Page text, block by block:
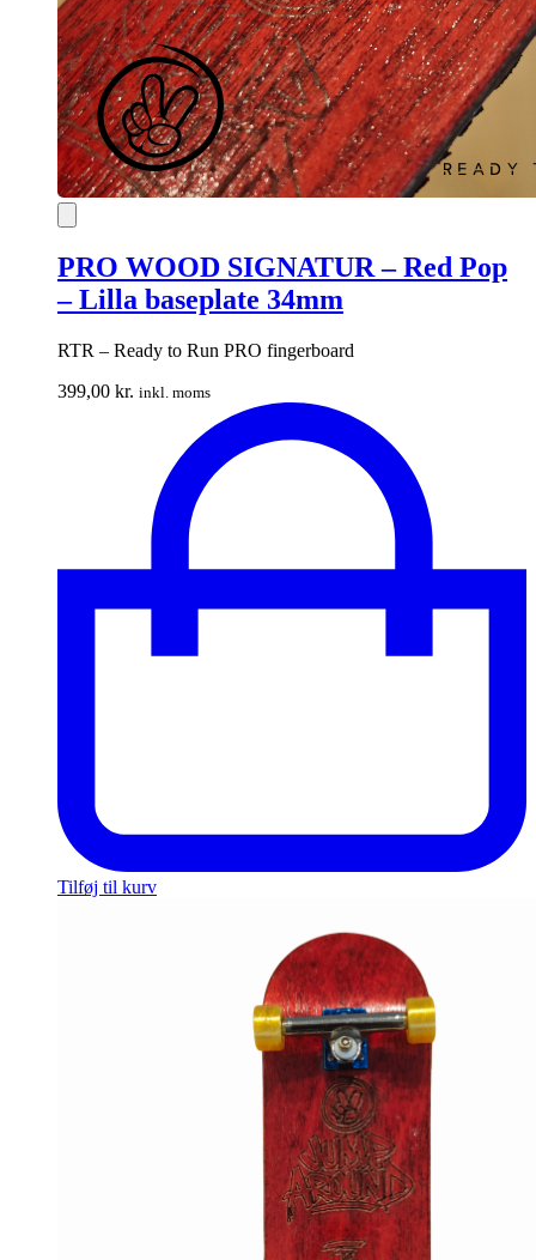
PRO WOOD SIGNATUR – Red Pop
– Lilla baseplate 34mm
RTR – Ready to Run PRO fingerboard
399,00 kr. inkl. moms
Tilføj til kurv